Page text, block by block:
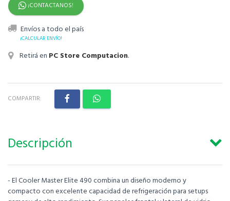
¡CONTACTANOS!
Envíos a todo el país
¡CALCULAR ENVÍO!
Retirá en PC Store Computacion.
COMPARTIR:
Descripción
- El Cooler Master Elite 490 combina un diseño moderno y
compacto con excelente capacidad de refrigeración para setups